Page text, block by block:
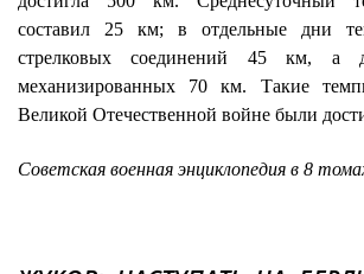
составил 25 км; в отдельные дни
стрелковых соединений 45 км, а
механизированных 70 км. Такие
Великой Отечественной войне были
Советская военная энциклопедия в 8